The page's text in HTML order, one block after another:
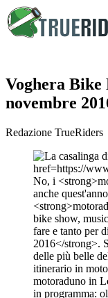
Voghera Bike
novembre
Redazione TrueRiders